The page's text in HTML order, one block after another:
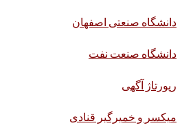
دانشگاه صنعتی اصفهان
دانشگاه صنعت نفت
رپورتاژ آگهی
میکسر و خمیرگیر قنادی